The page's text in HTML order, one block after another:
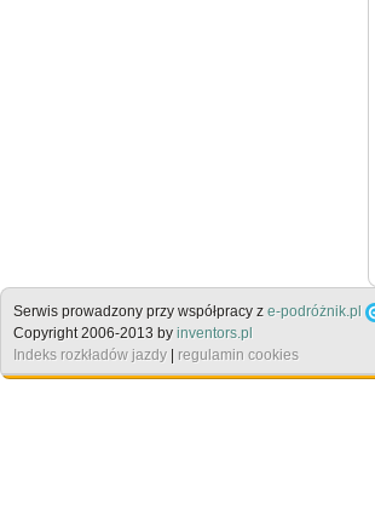
Serwis prowadzony przy współpracy z e-podróżnik.pl
Copyright 2006-2013 by inventors.pl
Indeks rozkładów jazdy
regulamin cookies